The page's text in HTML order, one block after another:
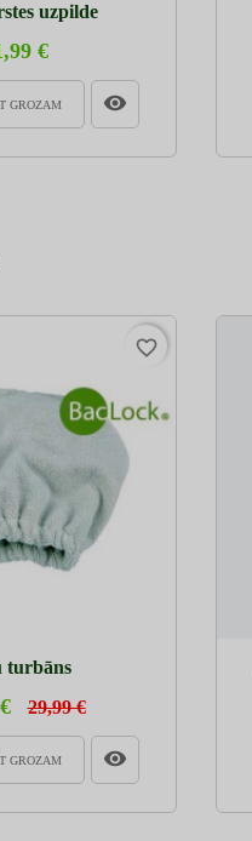
uzpilde
€
GROZAM
turbāns
29,99 €
GROZAM
favorite_border